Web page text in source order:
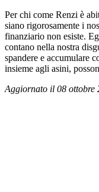
Per chi come Renzi è
siano rigorosamente i
finanziario non esiste.
contano nella nostra
spandere e accumulare
insieme agli asini,
Aggiornato il 08 ottobre